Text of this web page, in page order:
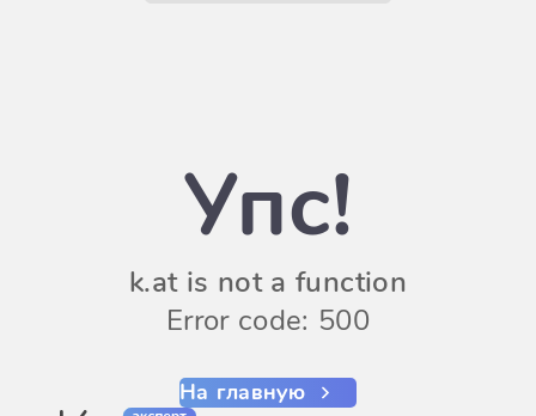
Упс!
k.at is not a function
Error code: 500
На главную